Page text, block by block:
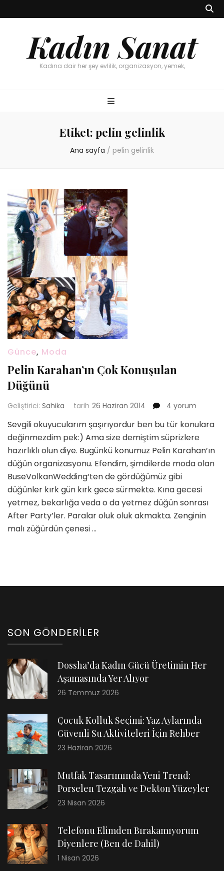
Kadın Sanat
Kadına dair her şey evlilik, organizasyon, yemek,
Etiket: pelin gelinlik
Ana sayfa / pelin gelinlik
Günce, Moda
Pelin Karahan’ın Çok Konuşulan
Düğünü
Geliştirici: Sahika tarih 26 Haziran 2014
Pelin
Çok
Konuşulan
Düğünü
için
4 yorum
Sevgili okuyucularım şaşırıyordur ben bu tür konulara
değinmezdim pek:) Ama size demiştim süprizlere
hazırlıklı olun diye. Bugünkü konumuz Pelin Karahan’ın
düğün organizasyonu. Efendim, şimdilerde moda olan
BuseVolkanWedding‘ten de gördüğümüz gibi
düğünler kırk gün kırk gece sürmekte. Kına gecesi
yetmez, bekarlığa veda o da yetmez düğün sonrası
After Party’ler. Paralar oluk oluk akmakta. Zenginin
malı züğürdün çenesi …
SON GÖNDERILER
Dossha’da Kadın Gücü Üretimin Her
Aşamasında Yer Alıyor
26 Temmuz 2026
Çocuk Kolluk Seçimi: Yaz Aylarında
Güvenli Su Aktiviteleri İçin Rehber
23 Haziran 2026
Mutfak Tasarımında Yeni Trend:
Porselen Tezgah ve Dekton Yüzeyler
23 Nisan 2026
Telefonu Elimden Bırakamıyorum
Diyenlere (Ben de Dahil)
1 Nisan 2026